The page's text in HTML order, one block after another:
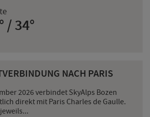
/ 34°
NACH PARIS
2026 verbindet SkyAlps Bozen
direkt mit Paris Charles de Gaulle.